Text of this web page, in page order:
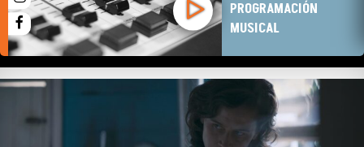
PROGRAMACIÓN
MUSICAL